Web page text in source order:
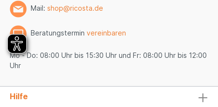
Mail: shop@ricosta.de
Beratungstermin vereinbaren
Mo - Do: 08:00 Uhr bis 15:30 Uhr und Fr: 08:00 Uhr bis 12:00
Uhr
Hilfe